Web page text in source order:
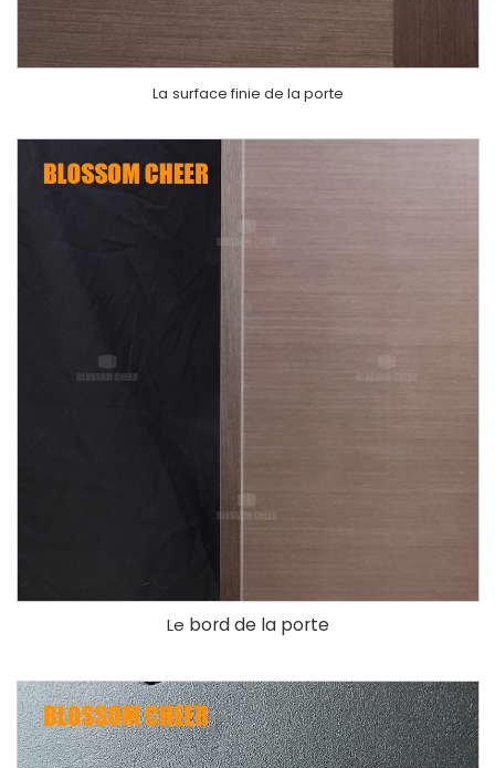
La surface finie de la porte
Le bord de la porte